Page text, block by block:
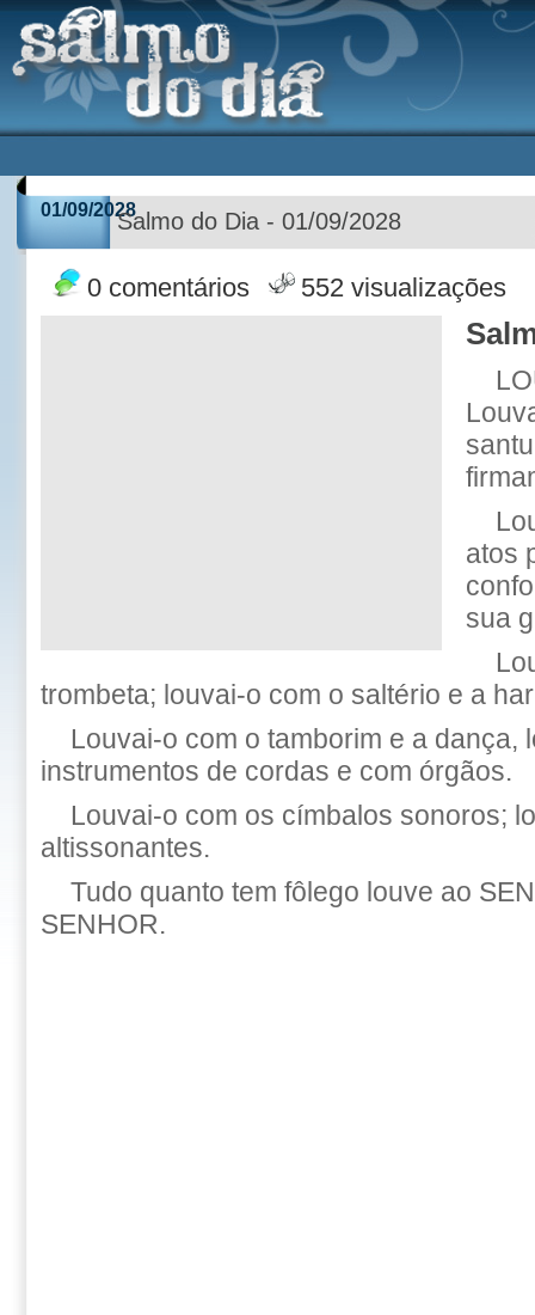
01/09/2028Salmo do Dia - 01/09/2028
0 comentários 552 visualizações
atos
sua
trombeta; louvai-o com o saltério e a
Louvai-o com o tamborim e a dança,
instrumentos de cordas e com órgãos.
Louvai-o com os címbalos sonoros;
altissonantes.
Tudo quanto tem fôlego louve ao
SENHOR.